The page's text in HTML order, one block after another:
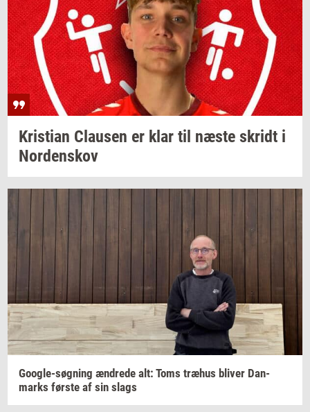
Kri­sti­an Clau­sen er klar til næste skridt i
Nor­denskov
Google-​søgning æn­dre­de alt: Toms træhus bli­ver Dan­
marks før­ste af sin slags